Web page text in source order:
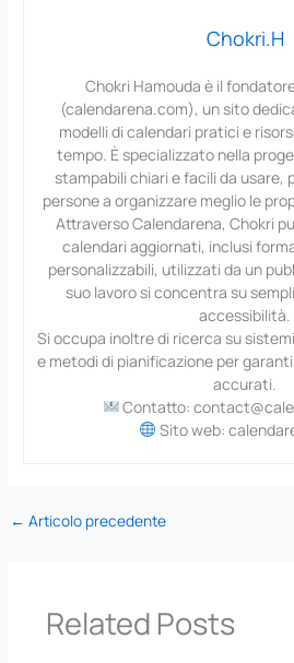
Chokri.H
Chokri Hamouda è il
(calendarena.com), un sito
modelli di calendari pratici e
tempo. È specializzato nella
stampabili chiari e facili da usare,
persone a organizzare meglio le
Attraverso Calendarena, Chokri
calendari aggiornati, inclusi
personalizzabili, utilizzati da un
suo lavoro si concentra su
accessibilità.
Si occupa inoltre di ricerca su
e metodi di pianificazione per
accurati.
Contatto:
Sito web:
← Articolo precedente
Related Posts